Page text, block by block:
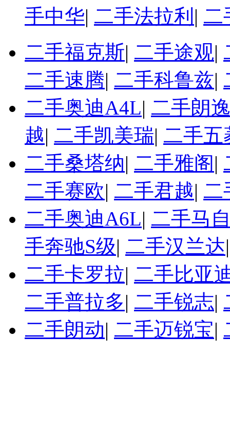
手中华| 二手法拉利 | 二
二手福克斯| 二手途观|
二手速腾| 二手科鲁兹|
二手奥迪A4L| 二手朗
越| 二手凯美瑞| 二手五
二手桑塔纳| 二手雅阁|
二手赛欧| 二手君越| 二
二手奥迪A6L| 二手马
手奔驰S级| 二手汉兰达
二手卡罗拉| 二手比亚
二手普拉多| 二手锐志|
二手朗动| 二手迈锐宝|